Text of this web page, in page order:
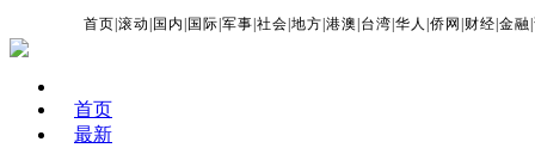
首页 |滚动 国内 国际 |军事 |社会 |地方 |港澳 台湾 |华人 |侨网 财经 |金融 |
首页
最新